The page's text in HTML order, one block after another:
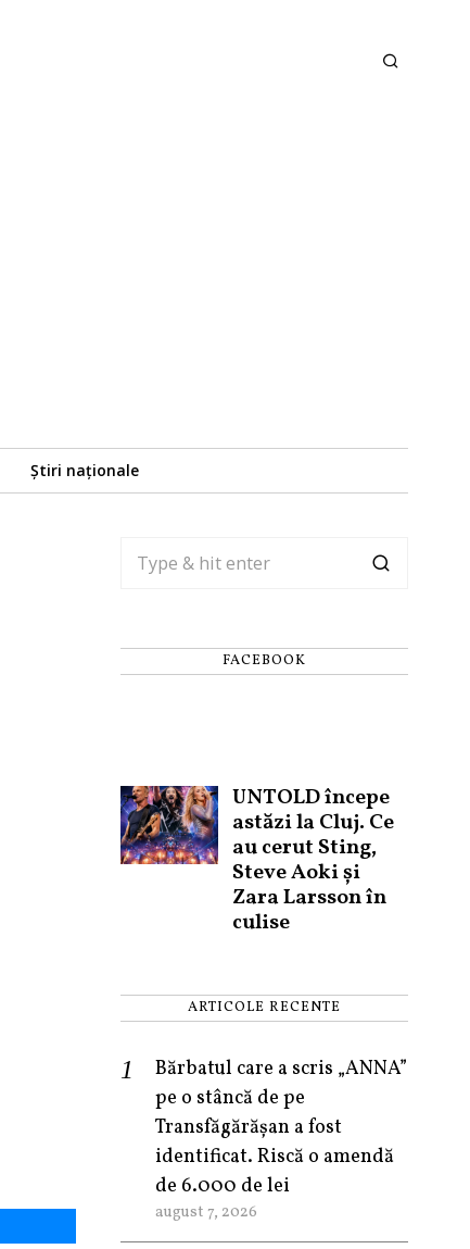
Știri naționale
FACEBOOK
UNTOLD începe
astăzi la Cluj. Ce
au cerut Sting,
Steve Aoki și
Zara Larsson în
culise
ARTICOLE RECENTE
Bărbatul care a scris „ANNA”
pe o stâncă de pe
Transfăgărășan a fost
identificat. Riscă o amendă
de 6.000 de lei
august 7, 2026